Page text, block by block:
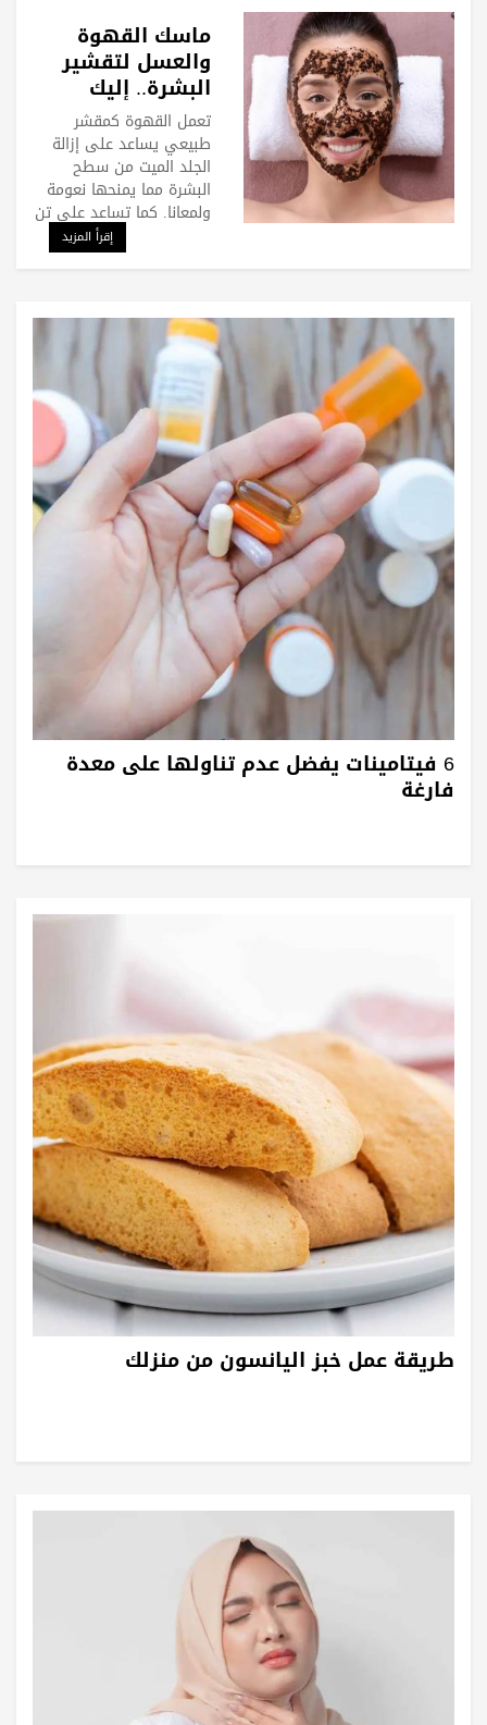
ماسك القهوة
والعسل لتقشير
البشرة.. إليك
الطريقة والفوائد
تعمل القهوة كمقشر
طبيعي يساعد على إزالة
الجلد الميت من سطح
البشرة مما يمنحها نعومة
ولمعانا. كما تساعد على تن
إقرأ المزيد
6 فيتامينات يفضل عدم تناولها على معدة
فارغة
طريقة عمل خبز اليانسون من منزلك